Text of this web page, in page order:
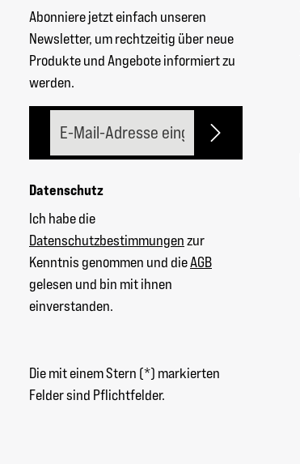
Abonniere jetzt einfach unseren
Newsletter, um rechtzeitig über neue
Produkte und Angebote informiert zu
werden.
Datenschutz
Ich habe die
Datenschutzbestimmungenzur
Kenntnis genommen und dieAGB
gelesen und bin mit ihnen
einverstanden.
Die mit einem Stern (*) markierten
Felder sind Pflichtfelder.